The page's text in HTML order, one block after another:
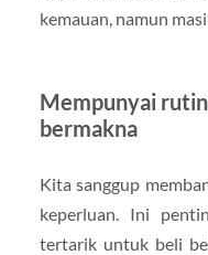
kemauan, namun
Mempunyai
bermakna
Kita sanggup
keperluan. Ini
tertarik untuk beli